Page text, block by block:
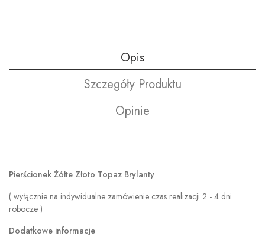
Opis
Szczegóły Produktu
Opinie
Pierścionek Żółte Złoto Topaz Brylanty
( wyłącznie na indywidualne zamówienie czas realizacji 2 - 4 dni
robocze )
Dodatkowe informacje